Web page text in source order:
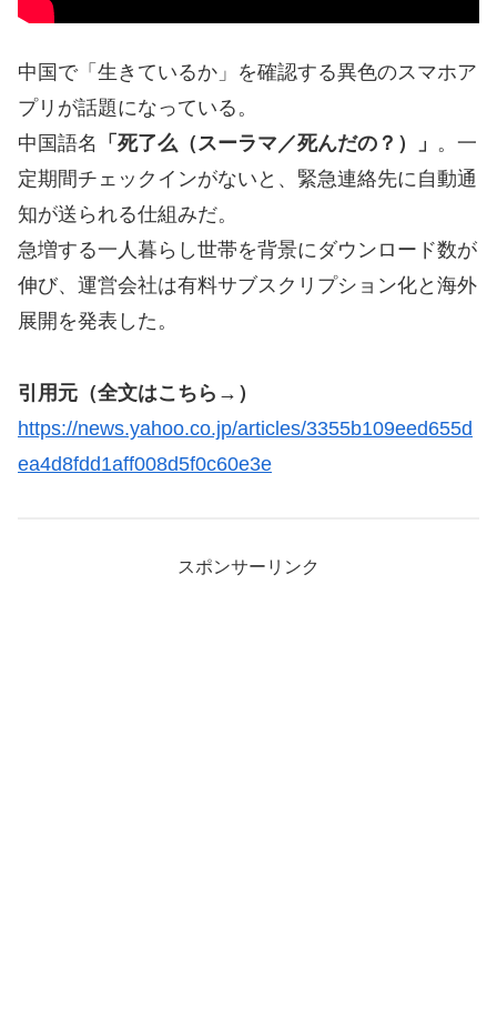
中国で「生きているか」を確認する異色のスマホア
プリが話題になっている。
中国語名
「死了么（スーラマ／死んだの？）」 。一
定期間チェックインがないと、緊急連絡先に自動通
知が送られる仕組みだ。
急増する一人暮らし世帯を背景にダウンロード数が
伸び、運営会社は有料サブスクリプション化と海外
展開を発表した。
引用元（全文はこちら→）
https://news.yahoo.co.jp/articles/3355b109eed655d
ea4d8fdd1aff008d5f0c60e3e
スポンサーリンク